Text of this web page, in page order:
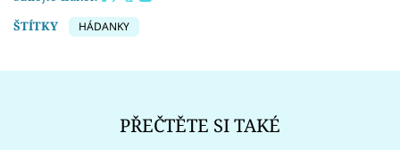
ŠTÍTKY
HÁDANKY
PŘEČTĚTE SI TAKÉ